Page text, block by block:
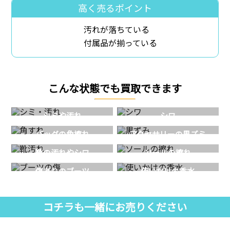
高く売るポイント
汚れが落ちている
付属品が揃っている
こんな状態でも買取できます
シミや汚れ
シワ
バッグの角擦れ
アクセサリーの黒ズミ
靴の汚れやシワ
ソールの擦れ
傷ありのブーツ
使いかけの香水
コチラも一緒にお売りください